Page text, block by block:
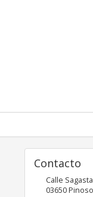
Contacto
Calle
03650Pinoso